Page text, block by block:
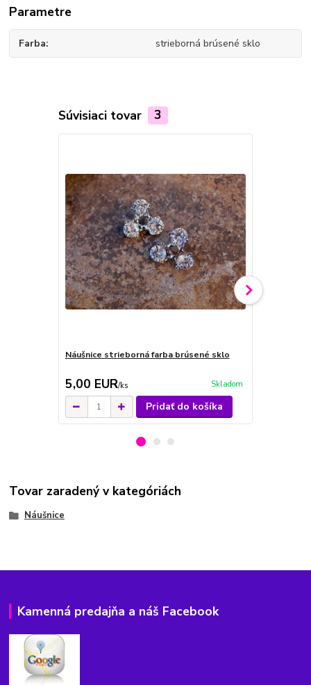
Parametre
Farba strieborná brúsené sklo
Súvisiaci tovar 3
Náušnice strieborná farba brúsené sklo
5,00 EUR/ks Skladom
Pridať do košíka
Tovar zaradený v kategóriách
Náušnice
Kamenná predajňa a náš Facebook